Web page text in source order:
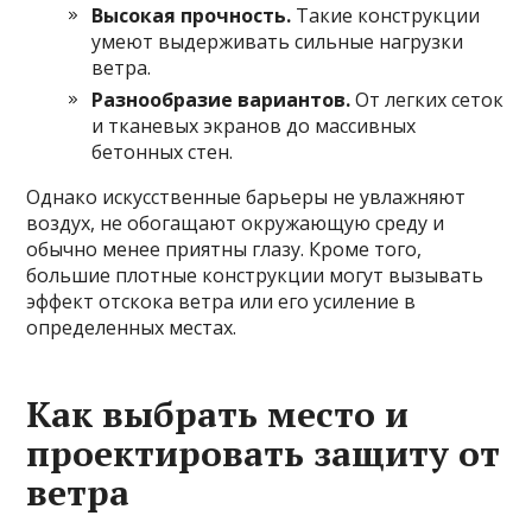
Высокая прочность. Такие конструкции
умеют выдерживать сильные нагрузки
ветра.
Разнообразие вариантов.От легких сеток
и тканевых экранов до массивных
бетонных стен.
Однако искусственные барьеры не увлажняют
воздух, не обогащают окружающую среду и
обычно менее приятны глазу. Кроме того,
большие плотные конструкции могут вызывать
эффект отскока ветра или его усиление в
определенных местах.
Как выбрать место и
проектировать защиту от
ветра